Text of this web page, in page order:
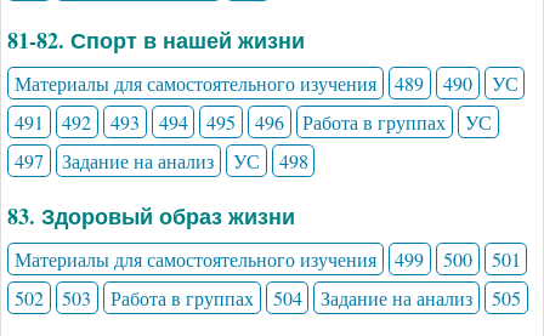
81-82. Спорт в нашей жизни
Материалы для самостоятельного изучения 489 490
УС
491
492 493 494 495 496 Работа в группах
УС
497
Задание на анализ УС 498
83. Здоровый образ жизни
Материалы для самостоятельного изучения 499 500
501
502
503 Работа в группах 504 Задание на анализ 505